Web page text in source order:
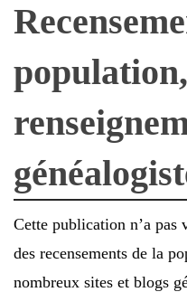
Cette publication n’a pas
des recensements de la
nombreux sites et blogs